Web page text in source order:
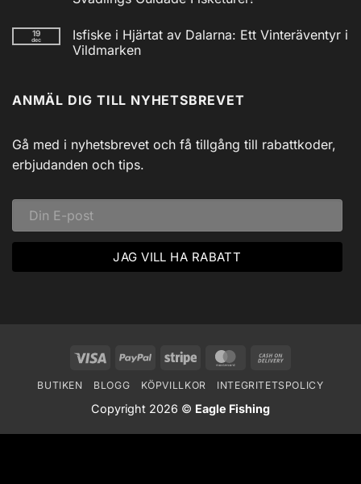
Vev
AM/FM
Powerbank
inkl
till
Utforska
Siljans
Svadlings
Guidade
19
dec
Isfiske i Hjärtat av Dalarna: Ett Vinteräventyr i
Vildmarken
Isfiske
i
Dalarna:
Ett
Vinteräventyr
i
ANMÄL DIG TILL NYHETSBREVET
Gå med i nyhetsbrevet och få tillgång till rabattkoder,
erbjudanden och tips.
Visa PayPal Stripe MasterCard
Delivery
BUTIKEN BLOGG KÖPVILLKOR INTEGRITETSPOLICY
Copyright 2026 © Eagle Fishing